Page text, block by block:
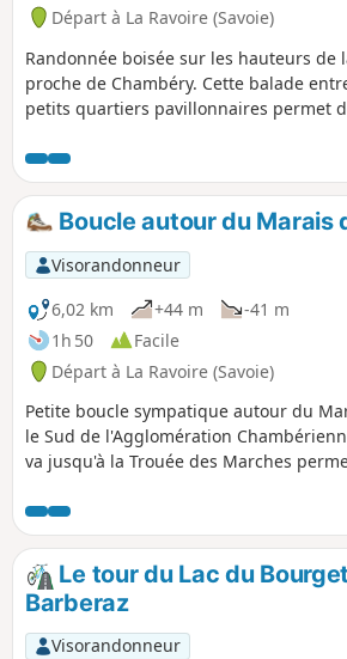
Départ à La Ravoire (Savoie)
Randonnée boisée sur les hauteurs de
proche de Chambéry. Cette balade
petits quartiers pavillonnaires permet
les marais de Boige, la roselière de
coteaux du mont de la Coche, ainsi
l'Araignée, le Clos du Resset et le Bois
permet aussi de visiter une partie de
Boucle autour du Marais
Visorandonneur
6,02 km
+44 m
-41 m
1h 50
Facile
Départ à La Ravoire (Savoie)
Petite boucle sympatique autour du
le Sud de l'Agglomération
va jusqu'à la Trouée des Marches
de Saint-Jeoire-Prieuré. Note modérateur Patous sur
itinéraire, voir les avis
Le tour du Lac du
Barberaz
Visorandonneur